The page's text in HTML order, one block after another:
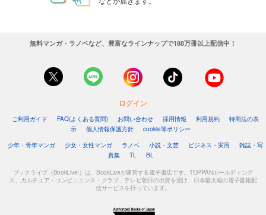
無料マンガ・ラノベなど、豊富なラインナップで188万冊以上配信中！
ログイン
ご利用ガイド FAQ(よくある質問) お問い合わせ 採用情報 利用規約
特商法の表
示
個人情報保護方針
cookie等ポリシー
少年・青年マンガ
少女・女性マンガ ラノベ 小説・文芸 ビジネス・実用
雑誌・写
真集
TL BL
ブックライブ（BookLive!）は、BookLiveが運営する電子書店です。TOPPANホールディング
ス、カルチュア・コンビニエンス・クラブ、テレビ朝日の出資を受け、日本最大級の電子書籍配
信サービスを行っています。